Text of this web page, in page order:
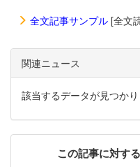
全文記事サンプル [全文
関連ニュース
該当するデータが見つかり
この記事に対す